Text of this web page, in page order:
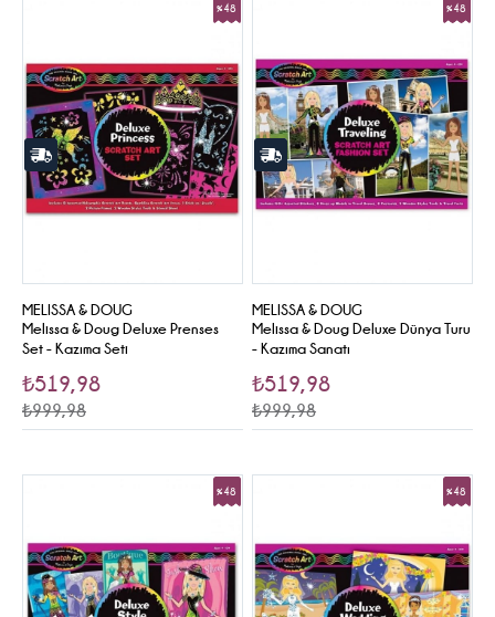
MELISSA & DOUG
Melissa & Doug Deluxe Prenses
Set - Kazıma Seti
₺519,98
₺999,98
%48
MELISSA & DOUG
Melissa & Doug Deluxe Dünya Turu
- Kazıma Sanatı
₺519,98
₺999,98
%48
%48 %48